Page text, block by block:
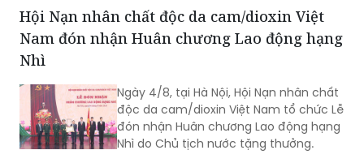
tộc Việt Nam, là một trong những
nguồn lực chiến lược quan trọng, góp
phần nâng cao sức mạnh tổng hợp
Hội Nạn nhân chất độc da cam/dioxin Việt
Nam đón nhận Huân chương Lao động hạng
Nhì
Ngày 4/8, tại Hà Nội, Hội Nạn nhân chất